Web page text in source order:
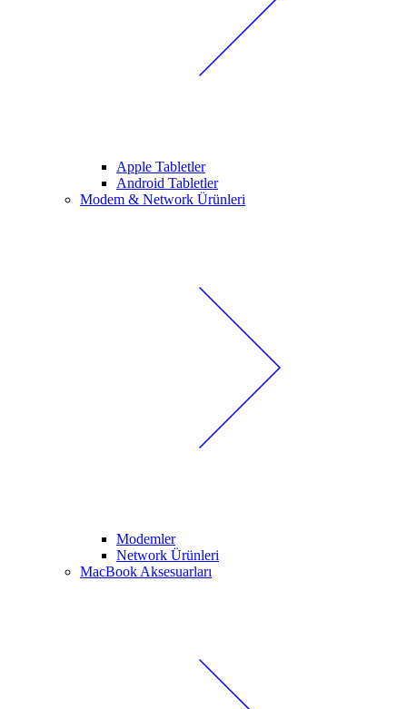
Apple Tabletler
Android Tabletler
Modem & Network Ürünleri
Modemler
Network Ürünleri
MacBook Aksesuarları